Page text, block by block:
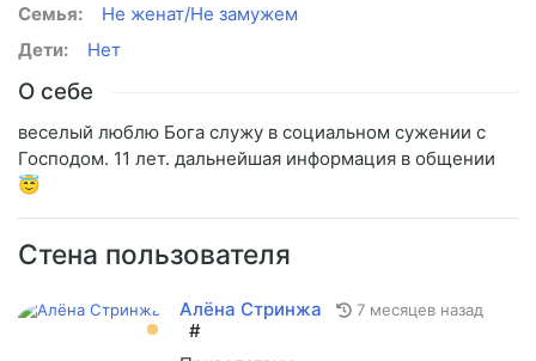
Семья:
Не женат/Не замужем
Дети:
Нет
О себе
веселый люблю Бога служу в социальном сужении с
Господом. 11 лет. дальнейшая информация в общении
😇
Стена пользователя
Алёна Стринжа 7 месяцев назад
#